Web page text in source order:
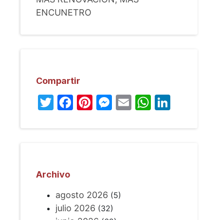
ENCUNETRO
Compartir
Twitter
Facebook
Pinterest
Messenger
Email
Archivo
agosto 2026 (5)
julio 2026 (32)